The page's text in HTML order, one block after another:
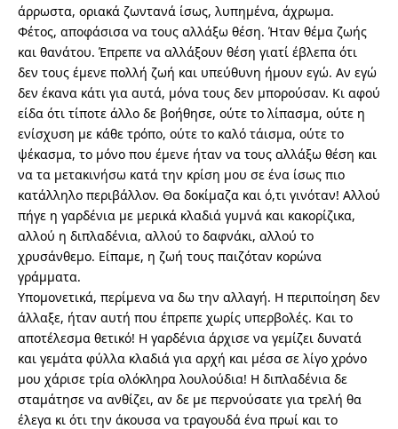
άρρωστα, οριακά ζωντανά ίσως, λυπημένα, άχρωμα.
Φέτος, αποφάσισα να τους αλλάξω θέση. Ήταν θέμα ζωής
και θανάτου. Έπρεπε να αλλάξουν θέση γιατί έβλεπα ότι
δεν τους έμενε πολλή ζωή και υπεύθυνη ήμουν εγώ. Αν εγώ
δεν έκανα κάτι για αυτά, μόνα τους δεν μπορούσαν. Κι αφού
είδα ότι τίποτε άλλο δε βοήθησε, ούτε το λίπασμα, ούτε η
ενίσχυση με κάθε τρόπο, ούτε το καλό τάισμα, ούτε το
ψέκασμα, το μόνο που έμενε ήταν να τους αλλάξω θέση και
να τα μετακινήσω κατά την κρίση μου σε ένα ίσως πιο
κατάλληλο περιβάλλον. Θα δοκίμαζα και ό,τι γινόταν! Αλλού
πήγε η γαρδένια με μερικά κλαδιά γυμνά και κακορίζικα,
αλλού η διπλαδένια, αλλού το δαφνάκι, αλλού το
χρυσάνθεμο. Είπαμε, η ζωή τους παιζόταν κορώνα
γράμματα.
Υπομονετικά, περίμενα να δω την αλλαγή. Η περιποίηση δεν
άλλαξε, ήταν αυτή που έπρεπε χωρίς υπερβολές. Και το
αποτέλεσμα θετικό! Η γαρδένια άρχισε να γεμίζει δυνατά
και γεμάτα φύλλα κλαδιά για αρχή και μέσα σε λίγο χρόνο
μου χάρισε τρία ολόκληρα λουλούδια! Η διπλαδένια δε
σταμάτησε να ανθίζει, αν δε με περνούσατε για τρελή θα
έλεγα κι ότι την άκουσα να τραγουδά ένα πρωί και το